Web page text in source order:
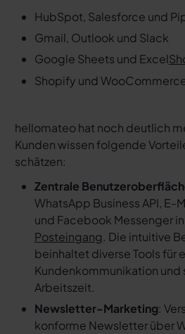
HubSpot, Salesforce und
Gmail, Outlook und Slack
Google Sheets und Excel
Shopify und
hellomateo hat noch deutlich
Kunden wissen folgende
schätzen:
Zentrale
WhatsApp Business API, E-
und Facebook Messenger
Posteingang. Die intuitive
beinhaltet diverse Tools für
Kundenkommunikation und
Arbeitszeit.
Newsletter-Marketing:
konforme Newsletter über